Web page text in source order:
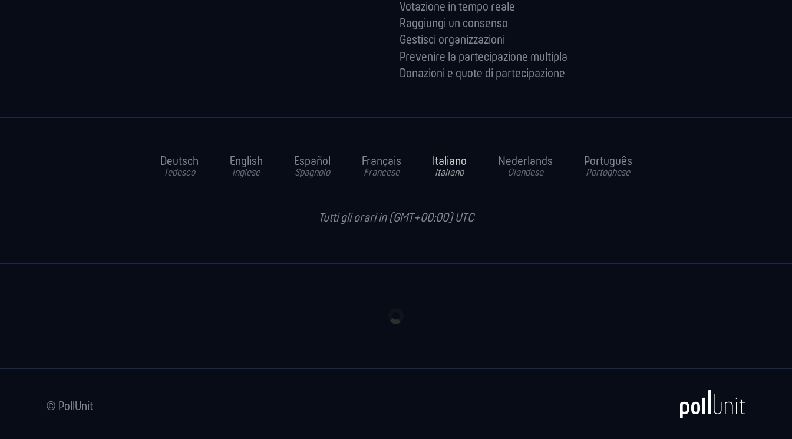
Votazione in tempo reale
Raggiungi un consenso
Gestisci organizzazioni
Prevenire la partecipazione multipla
Donazioni e quote di partecipazione
Deutsch
Tedesco
English
Inglese
Español
Spagnolo
Français
Francese
Italiano
Italiano
Nederlands
Olandese
Português
Portoghese
Tutti gli orari in (GMT+00:00) UTC
© PollUnit